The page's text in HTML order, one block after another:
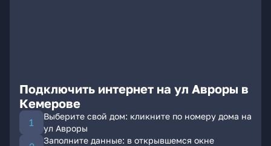
Подключить интернет на ул Авроры в
Кемерове
Выберите свой дом: кликните по номеру дома на
ул Авроры
Заполните данные: в открывшемся окне